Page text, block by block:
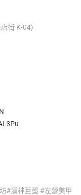
街 K-04)
#漢神巨蛋 #左營美甲